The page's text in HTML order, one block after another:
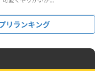
リランキング